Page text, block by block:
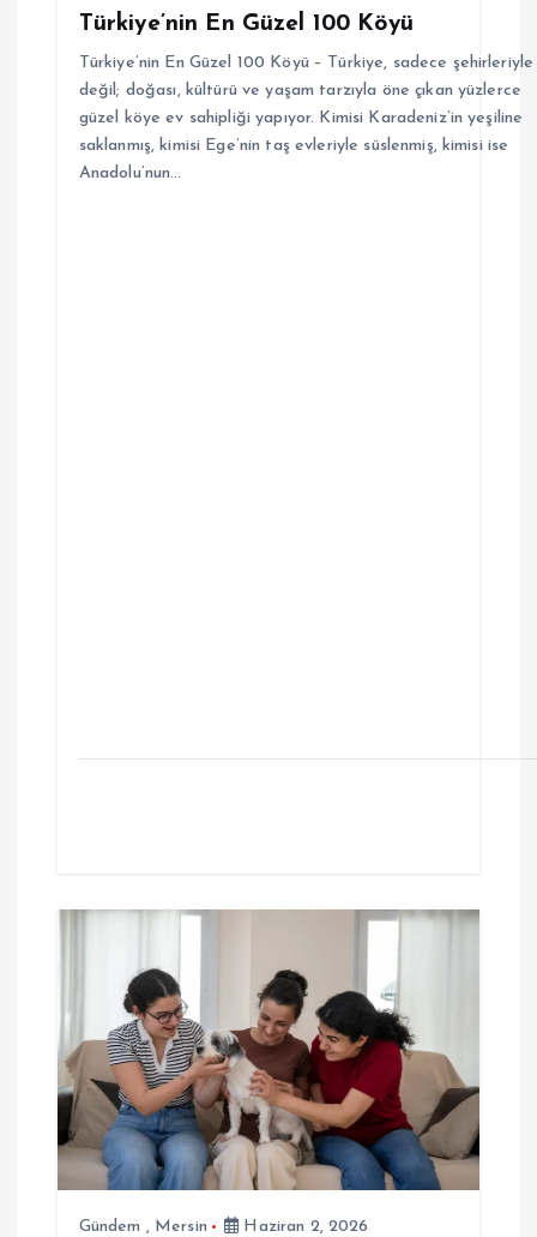
Türkiye’nin En Güzel 100 Köyü
Türkiye’nin En Güzel 100 Köyü – Türkiye, sadece şehirleriyle
değil; doğası, kültürü ve yaşam tarzıyla öne çıkan yüzlerce
güzel köye ev sahipliği yapıyor. Kimisi Karadeniz’in yeşiline
saklanmış, kimisi Ege’nin taş evleriyle süslenmiş, kimisi ise
Anadolu’nun…
Gündem , Mersin Haziran 2, 2026